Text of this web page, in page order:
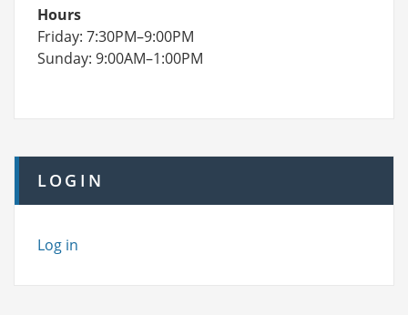
Hours
Friday: 7:30PM–9:00PM
Sunday: 9:00AM–1:00PM
LOGIN
Log in